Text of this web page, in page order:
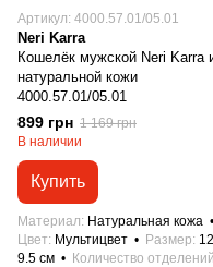
Артикул: 4000.57.01/05.01
Neri Karra
Кошелёк мужской Neri Karra
натуральной кожи
4000.57.01/05.01
899 грн 1 169 грн
В наличии
Купить
Материал
Натуральная кожа
Цвет
Мультицвет Размер
9.5 см
Количество отделений